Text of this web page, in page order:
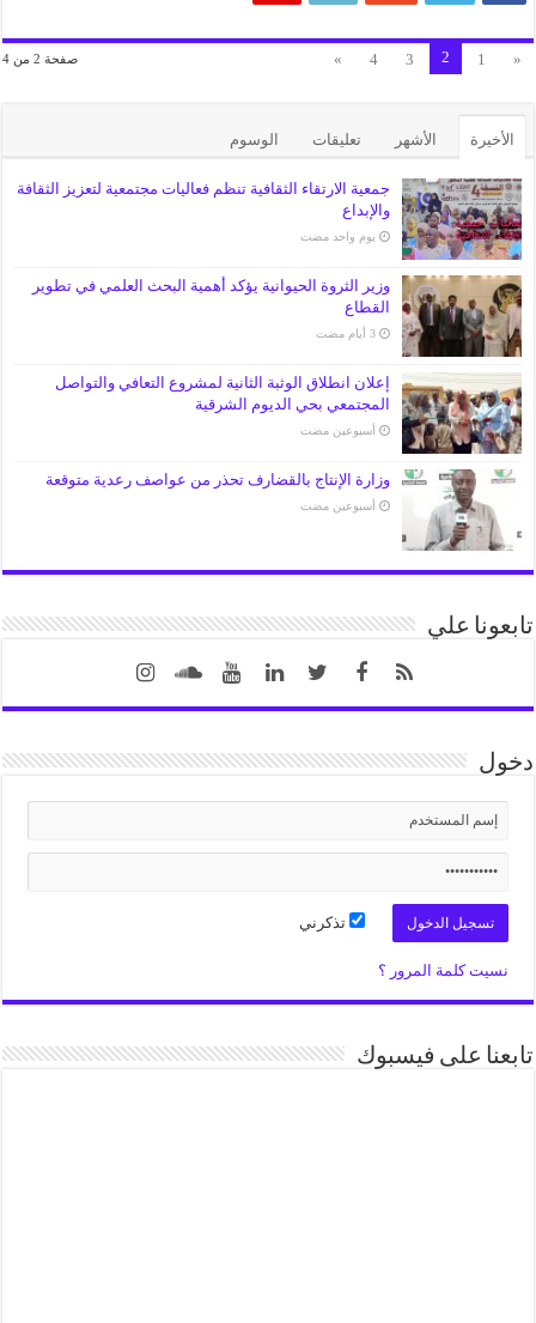
صفحة 2 من 4 «
1
2
3
4
»
الأخيرة الأشهر تعليقات الوسوم
جمعية الارتقاء الثقافية تنظم فعاليات مجتمعية لتعزيز الثقافة
والإبداع
‏يوم واحد مضت
وزير الثروة الحيوانية يؤكد أهمية البحث العلمي في تطوير
القطاع
إعلان انطلاق الوثبة الثانية لمشروع التعافي والتواصل
المجتمعي بحي الديوم الشرقية
‏أسبوعين مضت
وزارة الإنتاج بالقضارف تحذر من عواصف رعدية متوقعة
‏أسبوعين مضت
تابعونا علي
دخول
تذكرني
نسيت كلمة المرور ؟
تابعنا على فيسبوك